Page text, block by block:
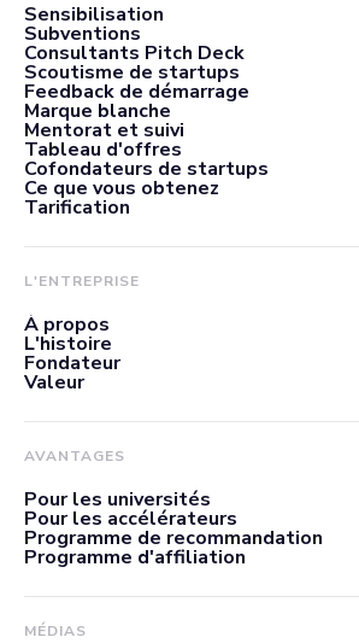
Sensibilisation
Subventions
Consultants Pitch Deck
Scoutisme de startups
Feedback de démarrage
Marque blanche
Mentorat et suivi
Tableau d'offres
Cofondateurs de startups
Ce que vous obtenez
Tarification
L'ENTREPRISE
À propos
L'histoire
Fondateur
Valeur
AVANTAGES
Pour les universités
Pour les accélérateurs
Programme de recommandation
Programme d'affiliation
MÉDIAS